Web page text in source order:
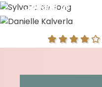
Sylvana de Jong